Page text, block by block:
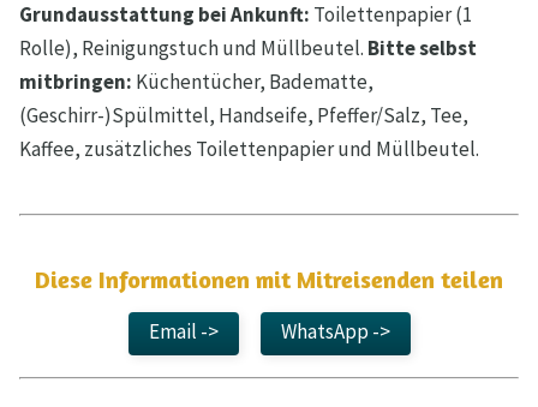
Grundausstattung bei Ankunft: Toilettenpapier (1
Rolle), Reinigungstuch und Müllbeutel. Bitte selbst
mitbringen: Küchentücher, Badematte,
(Geschirr-)Spülmittel, Handseife, Pfeffer/Salz, Tee,
Kaffee, zusätzliches Toilettenpapier und Müllbeutel.
Diese Informationen mit Mitreisenden teilen
Email -> WhatsApp ->